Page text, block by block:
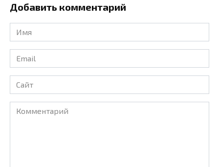
Добавить комментарий
Имя
*
Email
*
Сайт
Комментарий